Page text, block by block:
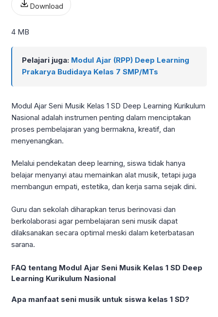
Download
4 MB
Pelajari juga: Modul Ajar (RPP) Deep Learning
Prakarya Budidaya Kelas 7 SMP/MTs
Modul Ajar Seni Musik Kelas 1 SD Deep Learning Kurikulum
Nasional adalah instrumen penting dalam menciptakan
proses pembelajaran yang bermakna, kreatif, dan
menyenangkan.
Melalui pendekatan deep learning, siswa tidak hanya
belajar menyanyi atau memainkan alat musik, tetapi juga
membangun empati, estetika, dan kerja sama sejak dini.
Guru dan sekolah diharapkan terus berinovasi dan
berkolaborasi agar pembelajaran seni musik dapat
dilaksanakan secara optimal meski dalam keterbatasan
sarana.
FAQ tentang Modul Ajar Seni Musik Kelas 1 SD Deep
Learning Kurikulum Nasional
Apa manfaat seni musik untuk siswa kelas 1 SD?